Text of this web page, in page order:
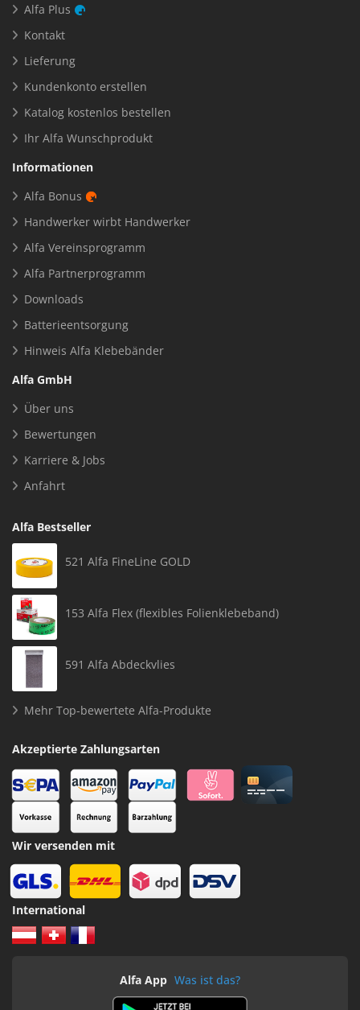
Alfa Plus
Kontakt
Lieferung
Kundenkonto erstellen
Katalog kostenlos bestellen
Ihr Alfa Wunschprodukt
Informationen
Alfa Bonus
Handwerker wirbt Handwerker
Alfa Vereinsprogramm
Alfa Partnerprogramm
Downloads
Batterieentsorgung
Hinweis Alfa Klebebänder
Alfa GmbH
Über uns
Bewertungen
Karriere & Jobs
Anfahrt
Alfa Bestseller
521 Alfa FineLine GOLD
153 Alfa Flex (flexibles Folienklebeband)
591 Alfa Abdeckvlies
Mehr Top-bewertete Alfa-Produkte
Akzeptierte Zahlungsarten
Wir versenden mit
International
Alfa App Was ist das?